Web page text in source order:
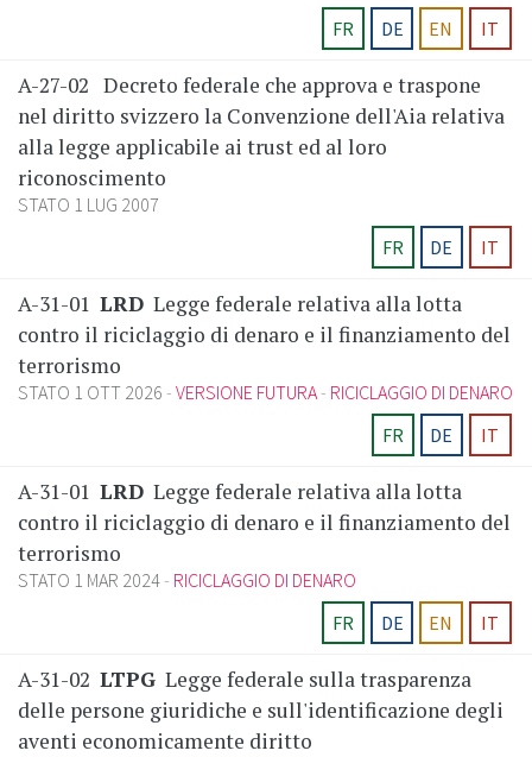
FR
DE EN IT
A-27-02 Decreto federale che approva e traspone
nel diritto svizzero la Convenzione dell'Aia relativa
alla legge applicabile ai trust ed al loro
riconoscimento
STATO 1 LUG 2007
FR
DE IT
A-31-01 LRD Legge federale relativa alla lotta
contro il riciclaggio di denaro e il finanziamento del
terrorismo
STATO 1 OTT 2026 VERSIONE FUTURA RICICLAGGIO DI DENARO
FR
DE IT
A-31-01 LRD Legge federale relativa alla lotta
contro il riciclaggio di denaro e il finanziamento del
terrorismo
STATO 1 MAR 2024 RICICLAGGIO DI DENARO
FR
DE EN IT
A-31-02 LTPG Legge federale sulla trasparenza
delle persone giuridiche e sull'identificazione degli
aventi economicamente diritto